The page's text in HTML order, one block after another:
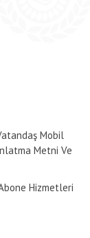
Mobil
Metni Ve
Hizmetleri